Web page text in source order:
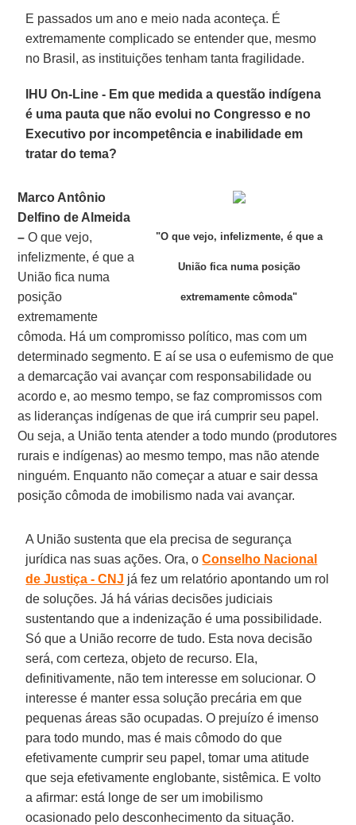
E passados um ano e meio nada aconteça. É
extremamente complicado se entender que, mesmo
no Brasil, as instituições tenham tanta fragilidade.
IHU On-Line - Em que medida a questão indígena
é uma pauta que não evolui no Congresso e no
Executivo por incompetência e inabilidade em
tratar do tema?
"O que vejo, infelizmente, é que a
União fica numa posição
extremamente cômoda"
Marco Antônio
Delfino de Almeida
– O que vejo,
infelizmente, é que a
União fica numa
posição
extremamente
cômoda. Há um compromisso político, mas com um
determinado segmento. E aí se usa o eufemismo de que
a demarcação vai avançar com responsabilidade ou
acordo e, ao mesmo tempo, se faz compromissos com
as lideranças indígenas de que irá cumprir seu papel.
Ou seja, a União tenta atender a todo mundo (produtores
rurais e indígenas) ao mesmo tempo, mas não atende
ninguém. Enquanto não começar a atuar e sair dessa
posição cômoda de imobilismo nada vai avançar.
A União sustenta que ela precisa de segurança
jurídica nas suas ações. Ora, oConselho Nacional
de Justiça - CNJ já fez um relatório apontando um rol
de soluções. Já há várias decisões judiciais
sustentando que a indenização é uma possibilidade.
Só que a União recorre de tudo. Esta nova decisão
será, com certeza, objeto de recurso. Ela,
definitivamente, não tem interesse em solucionar. O
interesse é manter essa solução precária em que
pequenas áreas são ocupadas. O prejuízo é imenso
para todo mundo, mas é mais cômodo do que
efetivamente cumprir seu papel, tomar uma atitude
que seja efetivamente englobante, sistêmica. E volto
a afirmar: está longe de ser um imobilismo
ocasionado pelo desconhecimento da situação.